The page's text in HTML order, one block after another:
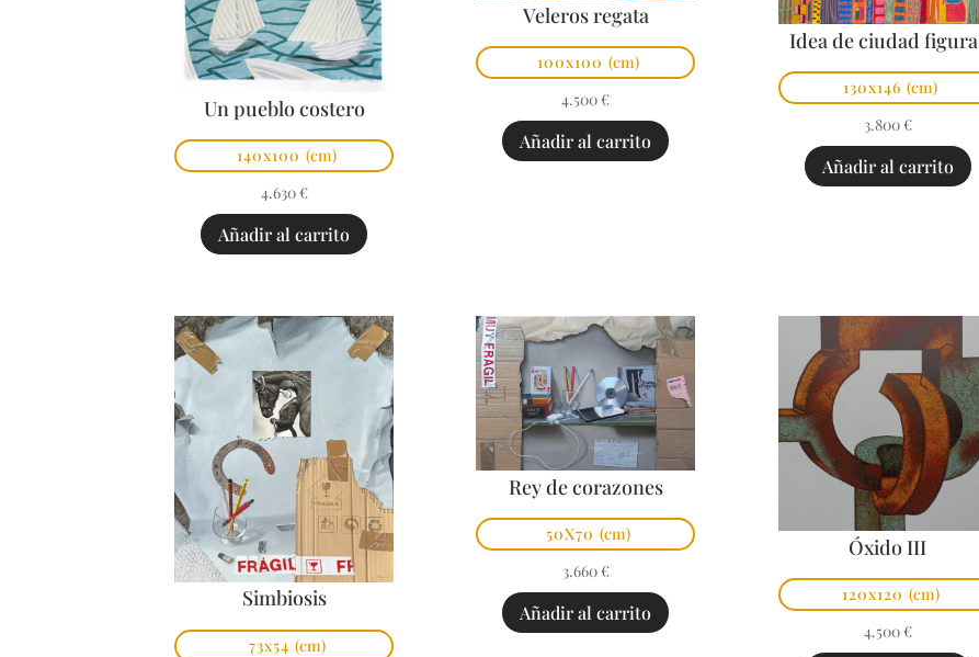
Un pueblo costero
140x100 (cm)
4.630 €
Añadir al carrito
Veleros regata
100x100 (cm)
4.500 €
Añadir al carrito
Idea de ciudad
130x146 (cm)
3.800 €
Añadir al carrito
Simbiosis
73x54 (cm)
Rey de corazones
50X70 (cm)
3.660 €
Añadir al carrito
Óxido III
120x120 (cm)
4.500 €